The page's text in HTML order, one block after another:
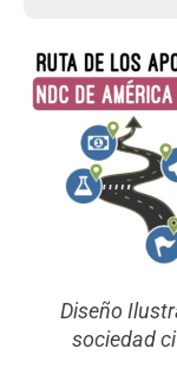
Diseño
sociedad